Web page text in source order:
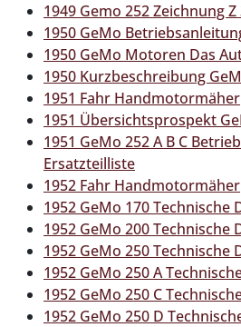
1949 Gemo 252 Zeichnung Z
1950 GeMo
1950 GeMo Motoren Das
1950 Kurzbeschreibung
1951 Fahr Handmotormäher
1951 Übersichtsprospekt
1951 GeMo 252 A B C
Ersatzteilliste
1952 Fahr Handmotormäher
1952 GeMo 170 Technische
1952 GeMo 200 Technische
1952 GeMo 250 Technische
1952 GeMo 250 A
1952 GeMo 250 C
1952 GeMo 250 D